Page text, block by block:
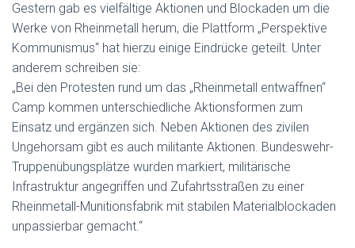
Gestern gab es vielfältige Aktionen und Blockaden um die
Werke von Rheinmetall herum, die Plattform „Perspektive
Kommunismus“ hat hierzu einige Eindrücke geteilt. Unter
anderem schreiben sie:
„Bei den Protesten rund um das „Rheinmetall entwaffnen“
Camp kommen unterschiedliche Aktionsformen zum
Einsatz und ergänzen sich. Neben Aktionen des zivilen
Ungehorsam gibt es auch militante Aktionen. Bundeswehr-
Truppenübungsplätze wurden markiert, militärische
Infrastruktur angegriffen und Zufahrtsstraßen zu einer
Rheinmetall-Munitionsfabrik mit stabilen Materialblockaden
unpassierbar gemacht.“